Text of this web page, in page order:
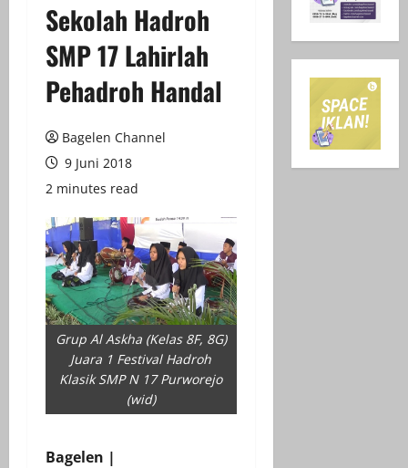
Sekolah Hadroh
SMP 17 Lahirlah
Pehadroh Handal
Bagelen Channel
9 Juni 2018
2 minutes read
Grup Al Askha (Kelas 8F, 8G)
Juara 1 Festival Hadroh
Klasik SMP N 17 Purworejo
(wid)
Bagelen |